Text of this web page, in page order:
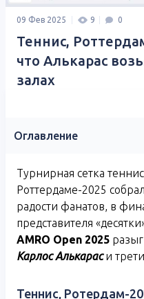
09 Фев 2025 9 0
Теннис,
что Алькарас
залах
Оглавление
Турнирная сетка
Роттердаме-2025
радости фанатов, в
представителя
AMRO Open 2025
Карлос Алькараси
Теннис, Ротердам-